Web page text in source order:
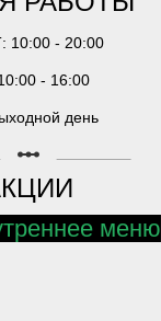
10:00 - 20:00
- 16:00
день
linear_scale
меню